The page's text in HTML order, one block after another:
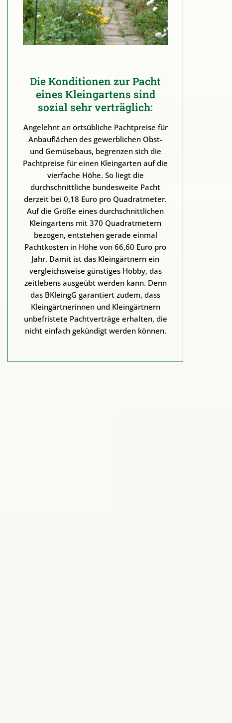
Die Konditionen zur Pacht
eines Kleingartens sind
sozial sehr verträglich:
Angelehnt an ortsübliche Pachtpreise für
Anbauflächen des gewerblichen Obst-
und Gemüsebaus, begrenzen sich die
Pachtpreise für einen Kleingarten auf die
vierfache Höhe. So liegt die
durchschnittliche bundesweite Pacht
derzeit bei 0,18 Euro pro Quadratmeter.
Auf die Größe eines durchschnittlichen
Kleingartens mit 370 Quadratmetern
bezogen, entstehen gerade einmal
Pachtkosten in Höhe von 66,60 Euro pro
Jahr. Damit ist das Kleingärtnern ein
vergleichsweise günstiges Hobby, das
zeitlebens ausgeübt werden kann. Denn
das BKleingG garantiert zudem, dass
Kleingärtnerinnen und Kleingärtnern
unbefristete Pachtverträge erhalten, die
nicht einfach gekündigt werden können.